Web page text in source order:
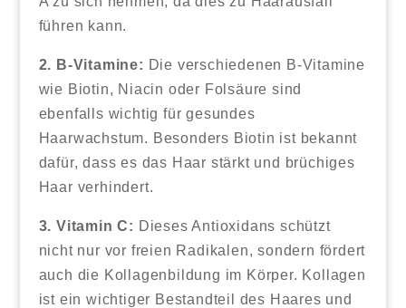
führen kann.
2. B-Vitamine: Die verschiedenen B-Vitamine
wie Biotin, Niacin oder Folsäure sind
ebenfalls wichtig für gesundes
Haarwachstum. Besonders Biotin ist bekannt
dafür, dass es das Haar stärkt und brüchiges
Haar verhindert.
3. Vitamin C: Dieses Antioxidans schützt
nicht nur vor freien Radikalen, sondern fördert
auch die Kollagenbildung im Körper. Kollagen
ist ein wichtiger Bestandteil des Haares und